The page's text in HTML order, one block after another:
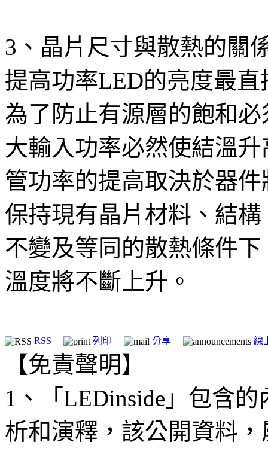
3、晶片尺寸與散熱的關
提高功率LED的亮度最
為了防止有源層的飽和
大輸入功率必然使結溫
管功率的提高取決於器
保持現有晶片材料、結
不變及等同的散熱條件
溫度將不斷上升。
RSS 列印 分享 線
【免責聲明】
1、「LEDinside」包含
析和演釋，該公開資料